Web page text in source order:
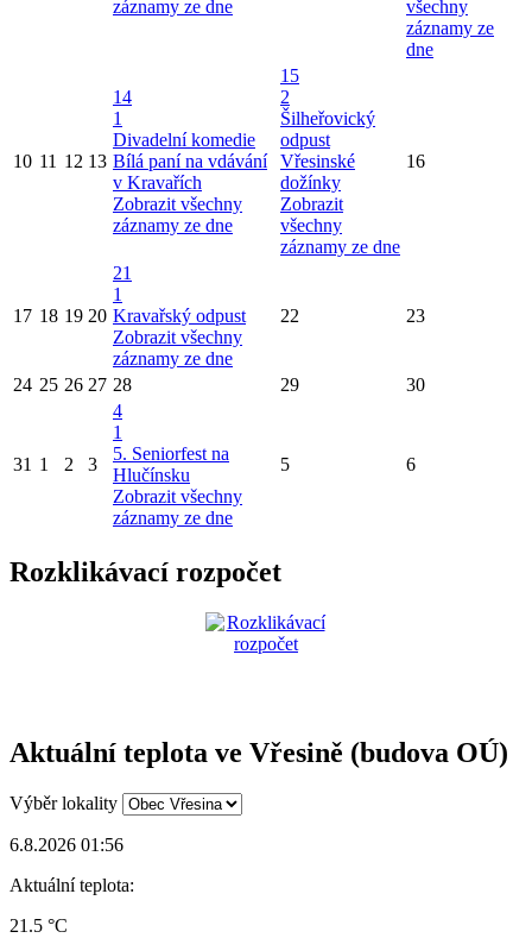
záznamy ze dne
všechny
záznamy ze
dne
10 11 12 13
14
1
Divadelní komedie
Bílá paní na vdávání
v Kravařích
Zobrazit všechny
záznamy ze dne
15
2
Šilheřovický
odpust
Vřesinské
dožínky
Zobrazit
všechny
záznamy ze dne
16
17 18 19 20
21
1
Kravařský odpust
Zobrazit všechny
záznamy ze dne
22 23
24 25 26 27 28 29 30
31 1 2 3
4
1
5. Seniorfest na
Hlučínsku
Zobrazit všechny
záznamy ze dne
5 6
Rozklikávací rozpočet
Aktuální teplota ve Vřesině (budova OÚ)
Výběr lokality
6.8.2026 01:56
Aktuální teplota:
21.5 °C